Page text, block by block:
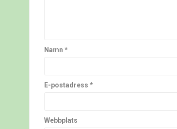
Namn *
E-postadress *
Webbplats